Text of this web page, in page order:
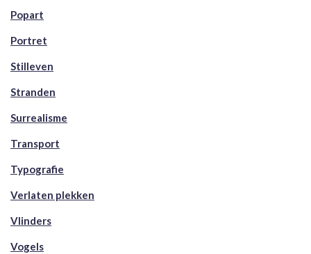
Popart
Portret
Stilleven
Stranden
Surrealisme
Transport
Typografie
Verlaten plekken
Vlinders
Vogels